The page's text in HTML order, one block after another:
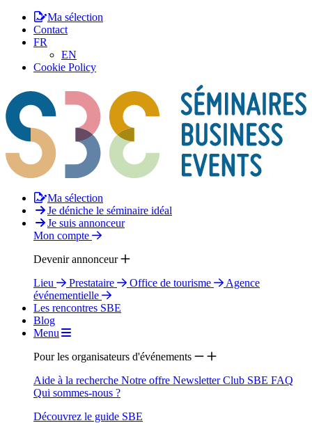
Ma sélection
Contact
FR
EN
Cookie Policy
Ma sélection
Je déniche le séminaire idéal
Je suis annonceur
Mon compte
Devenir annonceur
Lieu
Prestataire Office de tourisme
Agence
événementielle
Les rencontres SBE
Blog
Menu
Pour les organisateurs d'événements
Aide à la recherche Notre offre NewsletterClub SBE FAQ
Qui sommes-nous ?
Découvrez le guide SBE